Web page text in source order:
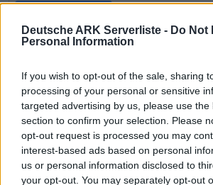
Deutsche ARK Serverliste - Do Not
Personal Information
If you wish to opt-out of the sale, sharing
processing of your personal or sensitive
targeted advertising by us, please use the
section to confirm your selection. Please
opt-out request is processed you may
interest-based ads based on personal
us or personal information disclosed to
your opt-out. You may separately opt-out
Spielerverlauf
Top-Voter